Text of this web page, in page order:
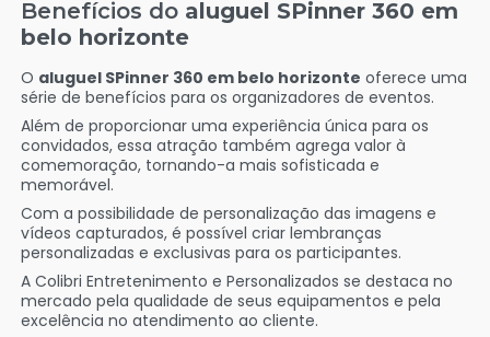
Benefícios do aluguel SPinner 360 em
belo horizonte
O aluguel SPinner 360 em belo horizonte oferece uma
série de benefícios para os organizadores de eventos.
Além de proporcionar uma experiência única para os
convidados, essa atração também agrega valor à
comemoração, tornando-a mais sofisticada e
memorável.
Com a possibilidade de personalização das imagens e
vídeos capturados, é possível criar lembranças
personalizadas e exclusivas para os participantes.
A Colibri Entretenimento e Personalizados se destaca no
mercado pela qualidade de seus equipamentos e pela
excelência no atendimento ao cliente.